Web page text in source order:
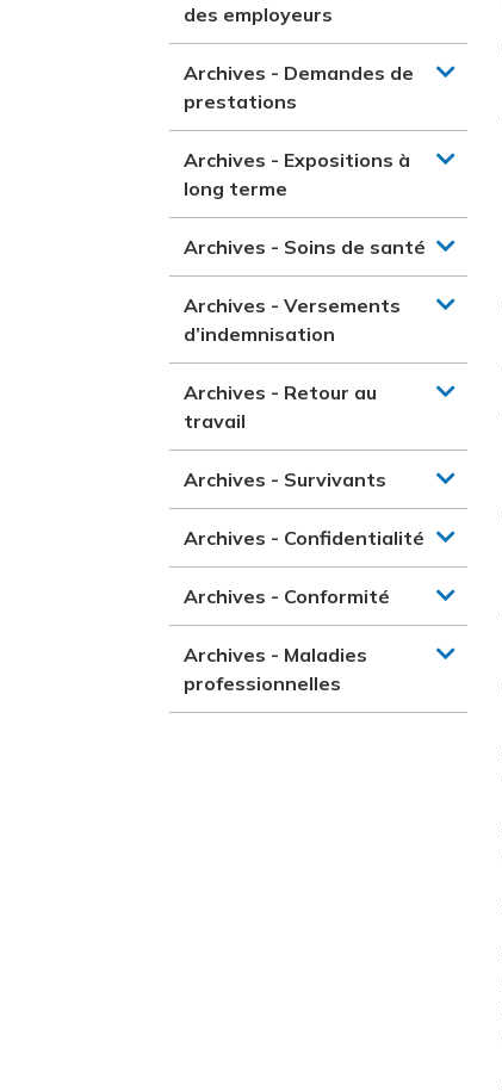
des employeurs
Archives - Demandes de
prestations
Archives - Expositions à
long terme
Archives - Soins de santé
Archives - Versements
d’indemnisation
Archives - Retour au
travail
Archives - Survivants
Archives - Confidentialité
Archives - Conformité
Archives - Maladies
professionnelles